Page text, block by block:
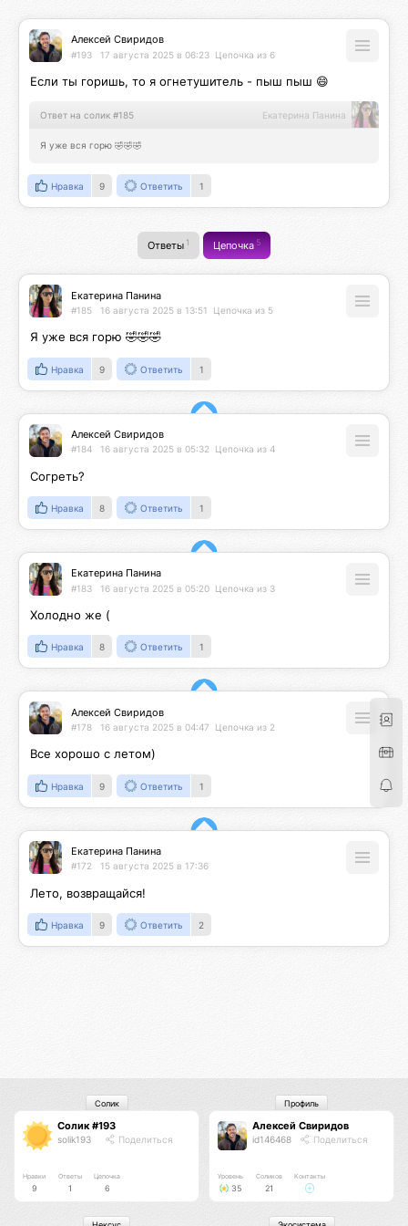
Алексей Свиридов
#193 17 августа 2025 в 06:23 Цепочка из 6
Если ты горишь, то я огнетушитель - пыш пыш 😄
Ответ на солик #185 Екатерина Панина
Я уже вся горю 🤣🤣🤣
Нравка 9 Ответить 1
Ответы 1 Цепочка5
Екатерина Панина
#185 16 августа 2025 в 13:51 Цепочка из 5
Я уже вся горю 🤣🤣🤣
Нравка 9 Ответить 1
Алексей Свиридов
#184 16 августа 2025 в 05:32 Цепочка из 4
Согреть?
Нравка 8 Ответить 1
Екатерина Панина
#183 16 августа 2025 в 05:20 Цепочка из 3
Холодно же (
Нравка 8 Ответить 1
Алексей Свиридов
#178 16 августа 2025 в 04:47 Цепочка из 2
Все хорошо с летом)
Нравка 9 Ответить 1
Екатерина Панина
#172 15 августа 2025 в 17:36
Лето, возвращайся!
Нравка 9 Ответить 2
Солик #193
solik193 Поделиться
Нравки
9
Ответы
1
Цепочка
6
Солик
Алексей Свиридов
id146468 Поделиться
Уровень
35
Соликов
21
Контакты
Профиль